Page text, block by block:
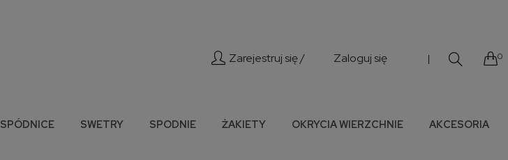
Zarejestruj się / Zaloguj się | 0
SPÓDNICE SWETRY SPODNIE ŻAKIETY OKRYCIA WIERZCHNIE
AKCESORIA